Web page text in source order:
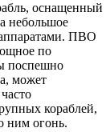
оснащенный
небольшое
ПВО
по
поспешно
может
кораблей,
ним огонь.